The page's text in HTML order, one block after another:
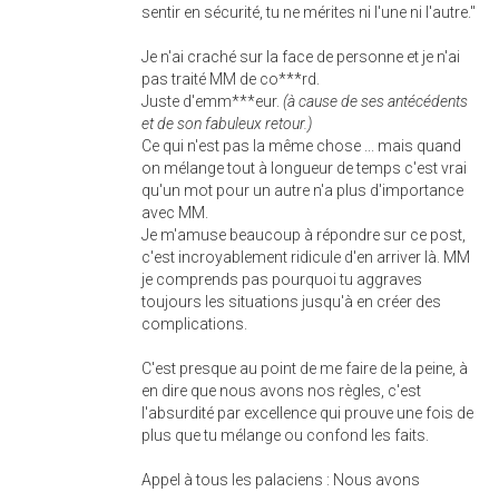
sentir en sécurité, tu ne mérites ni l'une ni l'autre."
Je n'ai craché sur la face de personne et je n'ai
pas traité MM de co***rd.
Juste d'emm***eur. (à cause de ses antécédents
et de son fabuleux retour.)
Ce qui n'est pas la même chose ... mais quand
on mélange tout à longueur de temps c'est vrai
qu'un mot pour un autre n'a plus d'importance
avec MM.
Je m'amuse beaucoup à répondre sur ce post,
c'est incroyablement ridicule d'en arriver là. MM
je comprends pas pourquoi tu aggraves
toujours les situations jusqu'à en créer des
complications.
C'est presque au point de me faire de la peine, à
en dire que nous avons nos règles, c'est
l'absurdité par excellence qui prouve une fois de
plus que tu mélange ou confond les faits.
Appel à tous les palaciens : Nous avons